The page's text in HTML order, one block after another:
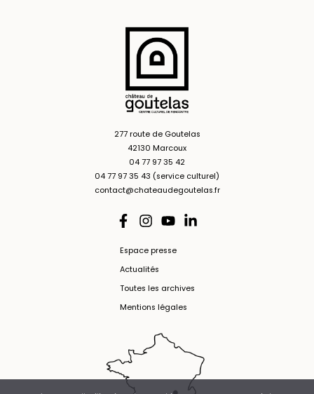
277 route de Goutelas
42130 Marcoux
04 77 97 35 42
04 77 97 35 43 (service culturel)
contact@chateaudegoutelas.fr
Espace presse
Actualités
Toutes les archives
Mentions légales